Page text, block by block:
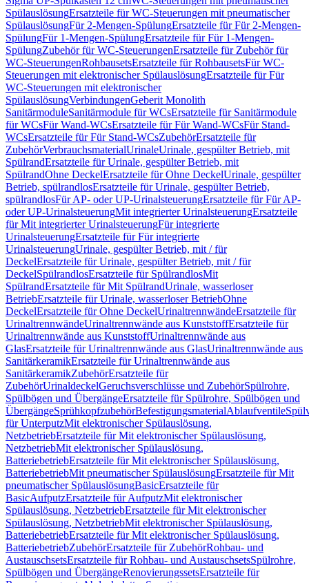
SpülauslösungErsatzteile für WC-Steuerungen mit pneumatischer
SpülauslösungFür 2-Mengen-SpülungErsatzteile für Für 2-Mengen-
SpülungFür 1-Mengen-SpülungErsatzteile für Für 1-Mengen-
SpülungZubehör für WC-SteuerungenErsatzteile für Zubehör für
WC-SteuerungenRohbausetsErsatzteile für RohbausetsFür WC-
Steuerungen mit elektronischer SpülauslösungErsatzteile für Für
WC-Steuerungen mit elektronischer
SpülauslösungVerbindungenGeberit Monolith
SanitärmoduleSanitärmodule für WCsErsatzteile für Sanitärmodule
für WCsFür Wand-WCsErsatzteile für Für Wand-WCsFür Stand-
WCsErsatzteile für Für Stand-WCsZubehörErsatzteile für
ZubehörVerbrauchsmaterialUrinaleUrinale, gespülter Betrieb, mit
SpülrandErsatzteile für Urinale, gespülter Betrieb, mit
SpülrandOhne DeckelErsatzteile für Ohne DeckelUrinale, gespülter
Betrieb, spülrandlosErsatzteile für Urinale, gespülter Betrieb,
spülrandlosFür AP- oder UP-UrinalsteuerungErsatzteile für Für AP-
oder UP-UrinalsteuerungMit integrierter UrinalsteuerungErsatzteile
für Mit integrierter UrinalsteuerungFür integrierte
UrinalsteuerungErsatzteile für Für integrierte
UrinalsteuerungUrinale, gespülter Betrieb, mit / für
DeckelErsatzteile für Urinale, gespülter Betrieb, mit / für
DeckelSpülrandlosErsatzteile für SpülrandlosMit
SpülrandErsatzteile für Mit SpülrandUrinale, wasserloser
BetriebErsatzteile für Urinale, wasserloser BetriebOhne
DeckelErsatzteile für Ohne DeckelUrinaltrennwändeErsatzteile für
UrinaltrennwändeUrinaltrennwände aus KunststoffErsatzteile für
Urinaltrennwände aus KunststoffUrinaltrennwände aus
GlasErsatzteile für Urinaltrennwände aus GlasUrinaltrennwände aus
SanitärkeramikErsatzteile für Urinaltrennwände aus
SanitärkeramikZubehörErsatzteile für
ZubehörUrinaldeckelGeruchsverschlüsse und ZubehörSpülrohre,
Spülbögen und ÜbergängeErsatzteile für Spülrohre, Spülbögen und
ÜbergängeSprühkopfzubehörBefestigungsmaterialAblaufventile
für UnterputzMit elektronischer Spülauslösung,
NetzbetriebErsatzteile für Mit elektronischer Spülauslösung,
NetzbetriebMit elektronischer Spülauslösung,
BatteriebetriebErsatzteile für Mit elektronischer Spülauslösung,
BatteriebetriebMit pneumatischer SpülauslösungErsatzteile für Mit
pneumatischer SpülauslösungBasicErsatzteile für
BasicAufputzErsatzteile für AufputzMit elektronischer
Spülauslösung, NetzbetriebErsatzteile für Mit elektronischer
Spülauslösung, NetzbetriebMit elektronischer Spülauslösung,
BatteriebetriebErsatzteile für Mit elektronischer Spülauslösung,
BatteriebetriebZubehörErsatzteile für ZubehörRohbau- und
AustauschsetsErsatzteile für Rohbau- und AustauschsetsSpülrohre,
Spülbögen und ÜbergängeRenovierungssetsErsatzteile für